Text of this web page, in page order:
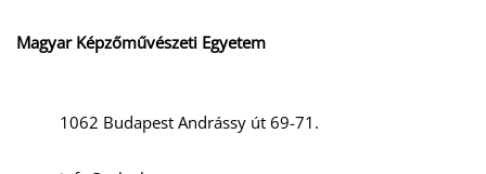
Magyar Képzőművészeti Egyetem
1062 Budapest Andrássy út 69-71.